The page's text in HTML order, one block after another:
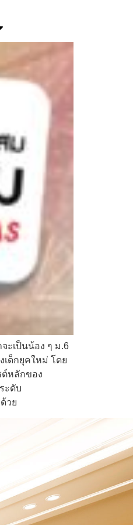
ะเป็นน้อง ๆ ม.6
ด็กยุคใหม่ โดย
ต์หลักของ
ะดับ
วย